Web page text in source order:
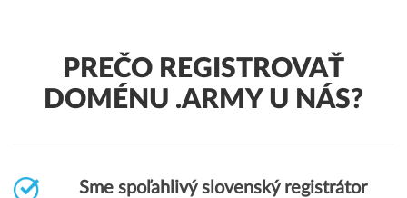
PREČO REGISTROVAŤ
DOMÉNU .ARMY U NÁS?
Sme spoľahlivý slovenský registrátor